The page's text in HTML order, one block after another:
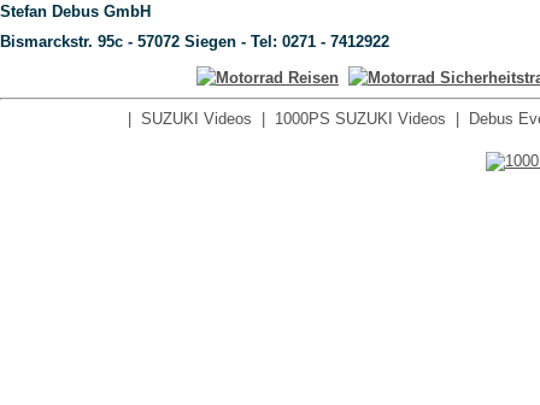
Stefan Debus GmbH
Bismarckstr. 95c - 57072 Siegen - Tel: 0271 - 7412922
SUZUKI Videos 1000PS SUZUKI Videos Debus